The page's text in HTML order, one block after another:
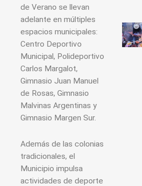
de Verano se llevan
adelante en múltiples
espacios municipales:
Centro Deportivo
Municipal, Polideportivo
Carlos Margalot,
Gimnasio Juan Manuel
de Rosas, Gimnasio
Malvinas Argentinas y
Gimnasio Margen Sur.
Además de las colonias
tradicionales, el
Municipio impulsa
actividades de deporte